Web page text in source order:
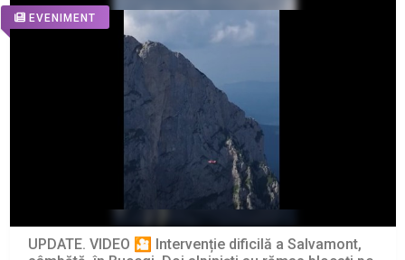
EVENIMENT
UPDATE. VIDEO 🎦 Intervenție dificilă a Salvamont,